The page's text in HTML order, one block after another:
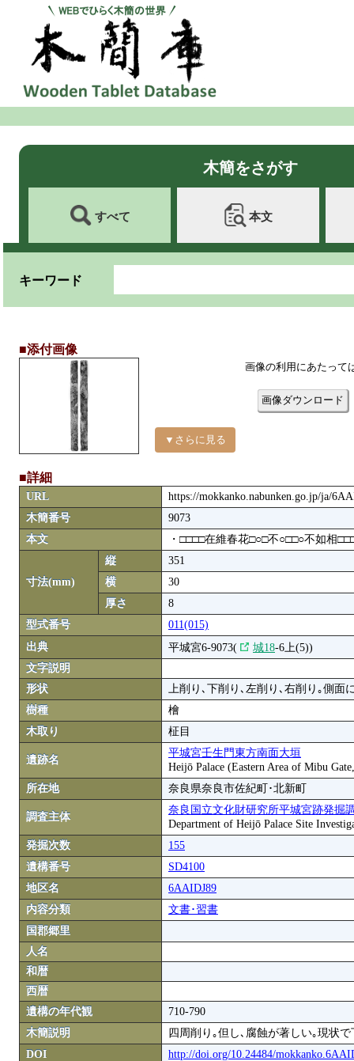
木簡をさがす
すべて 本文
キーワード
■添付画像
▼さらに見る
画像の利用にあたって
画像ダウンロード
■詳細
URL
https://mokkanko.nabunken.go.jp/ja/
木簡番号
9073
本文
・□□□□在維春花□○□不○□□○不如相
寸法(mm)
縦
351
横
30
厚さ
8
型式番号
011(015)
出典
平城宮6-9073( 城18-6上(5))
文字説明
形状
上削り､下削り､左削り､右削り｡側面
樹種
檜
木取り
柾目
遺跡名
平城宮壬生門東方南面大垣
Heijō Palace (Eastern Area of Mibu
所在地
奈良県奈良市佐紀町･北新町
調査主体
奈良国立文化財研究所平城宮跡発掘
Department of Heijō Palace Site
発掘次数
155
遺構番号
SD4100
地区名
6AAIDJ89
内容分類
文書･習書
国郡郷里
人名
和暦
西暦
遺構の年代観
710-790
木簡説明
四周削り｡但し､腐蝕が著しい｡現状
DOI
http://doi.org/10.24484/